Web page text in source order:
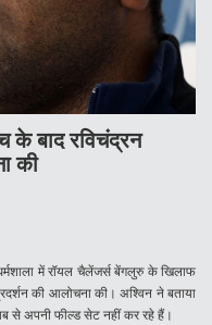
के बाद रविचंद्रन
की
में रॉयल चैलेंजर्स बेंगलुरु के खिलाफ
की आलोचना की। अश्विन ने बताया
से अपनी फील्ड सेट नहीं कर रहे हैं।